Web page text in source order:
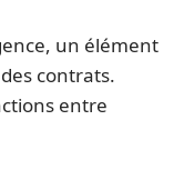
un élément
contrats.
entre